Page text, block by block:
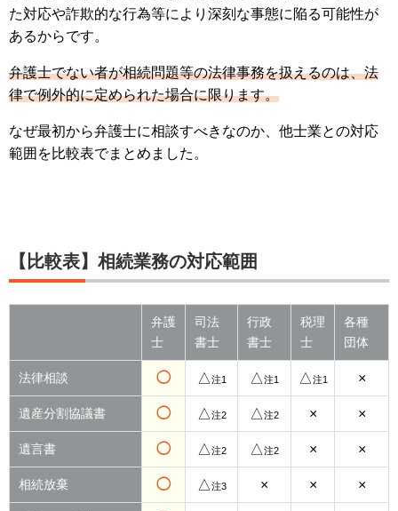
た対応や詐欺的な行為等により深刻な事態に陥る可能性が
あるからです。
弁護士でない者が相続問題等の法律事務を扱えるのは、法
律で例外的に定められた場合に限ります。
なぜ最初から弁護士に相談すべきなのか、他士業との対応
範囲を比較表でまとめました。
【比較表】相続業務の対応範囲
弁護
士
司法
書士
行政
書士
税理
士
各種
団体
法律相談 ◯ △注1 △注1 △注1 ×
遺産分割協議書 ◯ △注2 △注2 × ×
遺言書 ◯ △注2 △注2 × ×
相続放棄 ◯ △注3 × × ×